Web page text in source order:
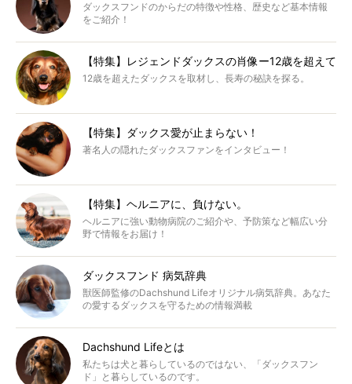
ダックスフンドのからだの特徴や性格、歴史など基本情報
をご紹介！
【特集】レジェンドダックスの肖像ー12歳を超えて
12歳を超えたダックスを取材し、長寿の秘訣を探る。
【特集】ダックス愛が止まらない！
著名人の隠れたダックスファンをインタビュー！
【特集】ヘルニアに、負けない。
ヘルニアに強い動物病院のご紹介や、予防策など幅広い分
野で情報をお届け！
ダックスフンド 病気辞典
獣医師監修のDachshund Lifeオリジナル病気辞典。あなた
の愛するダックスを守るための情報満載
Dachshund Lifeとは
私たちは犬と暮らしているのではない、「ダックスフン
ド」と暮らしているのです。